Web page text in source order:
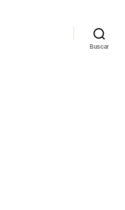
Buscar